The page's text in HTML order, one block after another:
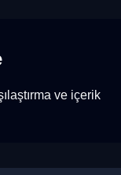
ve içerik